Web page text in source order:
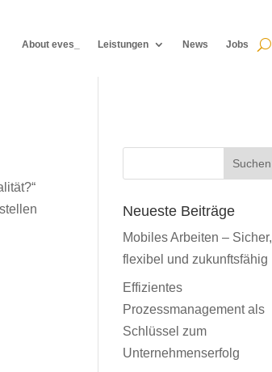
About eves_ Leistungen News Jobs
Suchen
Neueste Beiträge
Mobiles Arbeiten – Sicher,
flexibel und zukunftsfähig
Effizientes
Prozessmanagement als
Schlüssel zum
Unternehmenserfolg